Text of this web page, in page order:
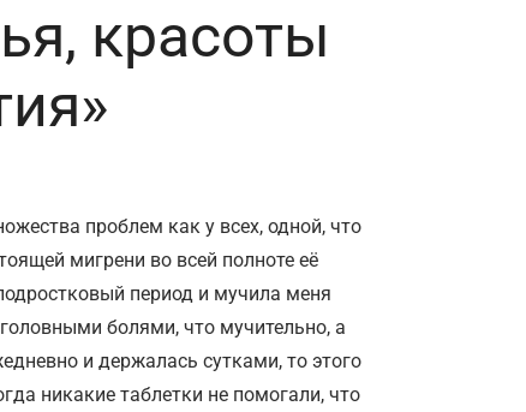
красоты
проблем как у всех, одной, что
мигрени во всей полноте её
период и мучила меня
болями, что мучительно, а
и держалась сутками, то этого
никакие таблетки не помогали, что